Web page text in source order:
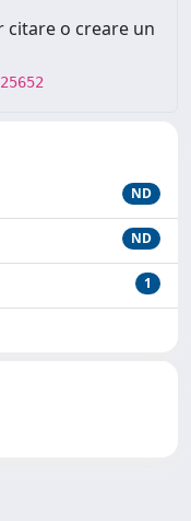
citare o creare un
ND
ND
1